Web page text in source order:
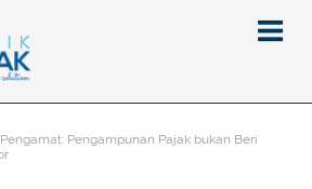
Pengamat: Pengampunan Pajak bukan Beri